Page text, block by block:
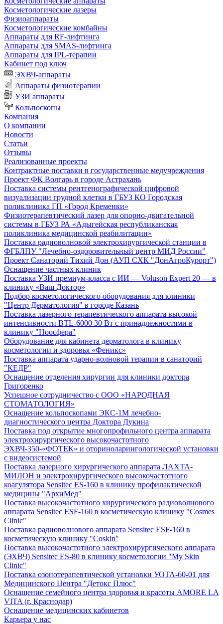
Косметологические лазеры
Физиоаппараты
Косметологические комбайны
Аппараты для RF-лифтинга
Аппараты для SMAS-лифтинга
Аппараты для IPL-терапии
Кабинет под ключ
ЭХВЧ-аппараты
Аппараты физиотерапии
УЗИ аппараты
Кольпоскопы
Компания
О компании
Новости
Статьи
Отзывы
Реализованные проекты
Контрактные поставки в государственные медучреждения
Проект ФК Волгарь в городе Астрахань
Поставка системы рентгенографической цифровой
визуализации грудной клетки в ГБУЗ КО Городская
поликлиника ГП «Город Кременки»
Физиотерапевтический лазер для опорно-двигательной
системы в ГБУЗ РА «Адыгейская республиканская
поликлиника медицинской реабилитации»
Поставка радиоволновой электрохирургической станции в
ФГБЛПУ "Лечебно-оздоровительный центр МИД России"
Проект Санаторий Тихий Дон (АУП СХК "ДонАгроКурорт")
Оснащение частных клиник
Поставка УЗИ премиум-класса с ИИ — Voluson Expert 20 — в
клинику «Ваш Доктор»
Подбор косметологического оборудования для клиники
"Центр Дерматология" в городе Казань
Поставка лазерного терапевтического аппарата высокой
интенсивности BTL-6000 30 Вт с принадлежностями в
клинику "Ноосфера"
Оборудование для кабинета дерматолога в клинику
косметологии и здоровья «Феникс»
Поставка аппарата ударно-волновой терапии в санаторий
"КЕДР"
Оснащение отделения хирургии для клиники доктора
Григоренко
Успешное сотрудничество с ООО «НАРОДНАЯ
СТОМАТОЛОГИЯ»
Оснащение кольпоскопами ЭКС-1М лечебно-
диагностического центра Доктора Дукина
Поставка под открытие многопрофильного центра аппарата
электрохирургического высокочастотного
ЭХВЧ-350-«ФОТЕК» и оториноларингологической установки
с видеосистемой
Поставка лазерного хирургического аппарата ЛАХТА-
МИЛОН и электрохирургического высокочастотного
коагулятора Sensitec ES-160 в клинику профилактической
медицины "АрхиМед"
Поставка высокочастотного хирургического радиоволнового
аппарата Sensitec ESF-160 в косметическую клинику "Cosmes
Clinic"
Поставка радиоволнового аппарата Sensitec ESF-160 в
косметическую клинику "Coskin"
Поставка высокочастотного электрохирургического аппарата
(ЭХВЧ) Sensitec ES-80 в клинику косметологии "My Skin
Clinic"
Поставка озонотерапевтической установки УОТА-60-01 для
Медицинского Центра "Детокс Плюс"
Оснащение семейного центра здоровья и красоты AMORE LA
VITA (г. Краснодар)
Оснащение медицинских кабинетов
Карьера у нас